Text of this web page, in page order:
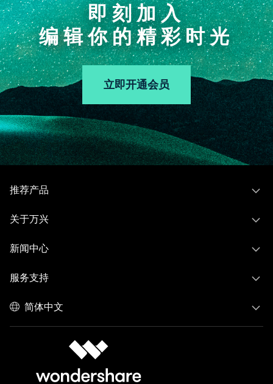
即刻加入
编辑你的精彩时光
立即开通会员
推荐产品
关于万兴
新闻中心
服务支持
简体中文